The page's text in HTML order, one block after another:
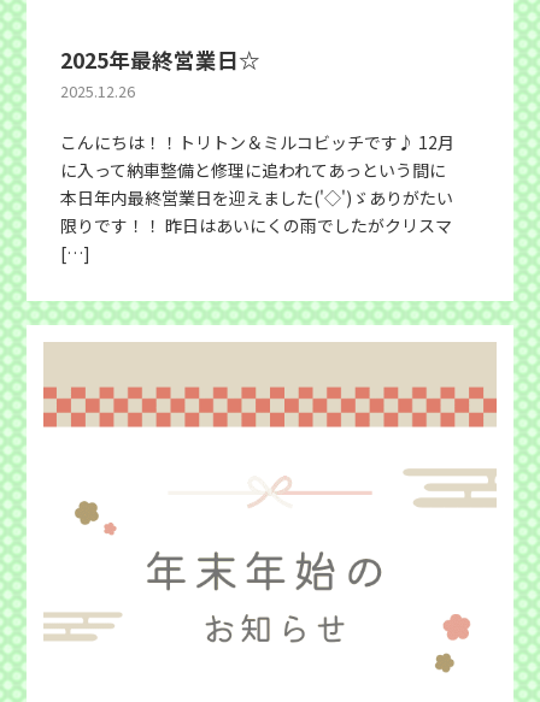
2025年最終営業日☆
2025.12.26
こんにちは！！トリトン＆ミルコビッチです♪ 12月
に入って納車整備と修理に追われてあっという間に
本日年内最終営業日を迎えました('◇')ゞありがたい
限りです！！ 昨日はあいにくの雨でしたがクリスマ
[…]